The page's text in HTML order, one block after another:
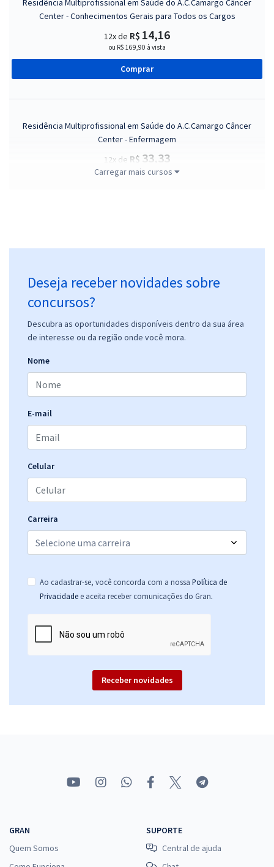
Residência Multiprofissional em Saúde do A.C.Camargo Câncer
Center - Conhecimentos Gerais para Todos os Cargos
12x de R$ 14,16
ou R$ 169,90 à vista
Comprar
Residência Multiprofissional em Saúde do A.C.Camargo Câncer
Center - Enfermagem
12x de R$ 33,33
ou R$ 399,90 à vista
Residência Multiprofissional em Saúde do A.C.Camargo Câncer
12x de R$29,99
Residência Multiprofissional em Saúde do A.C.Camargo Câncer
Residência Multiprofissional em Saúde do A.C.Camargo Câncer
12x deR$27,49
ou R$ 329,90 à vista
Carregar mais cursos
Deseja receber novidades sobre
concursos?
Descubra as oportunidades disponíveis dentro da sua área
de interesse ou da região onde você mora.
Nome
E-mail
Celular
Carreira
Ao cadastrar-se, você concorda com a nossa Política de
Privacidade e aceita receber comunicações do Gran.
Receber novidades
GRAN
Quem Somos
SUPORTE
Central de ajuda